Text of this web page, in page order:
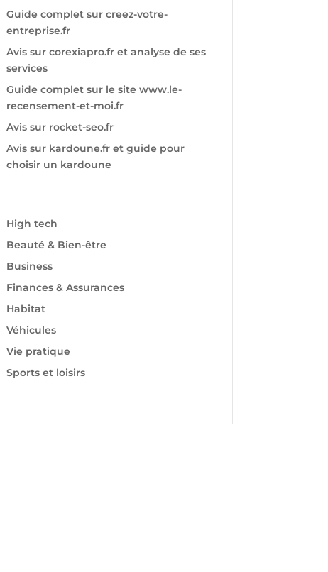
Guide complet sur creez-votre-
entreprise.fr
Avis sur corexiapro.fr et analyse de ses
services
Guide complet sur le site www.le-
recensement-et-moi.fr
Avis sur rocket-seo.fr
Avis sur kardoune.fr et guide pour
choisir un kardoune
High tech
Beauté & Bien-être
Business
Finances & Assurances
Habitat
Véhicules
Vie pratique
Sports et loisirs